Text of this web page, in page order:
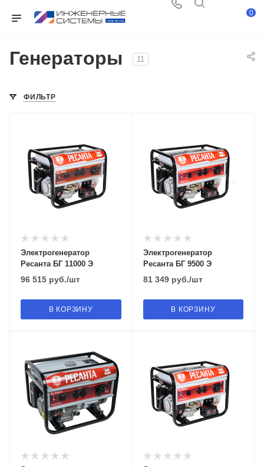
0
Генераторы 11
ФИЛЬТР
Электрогенератор
Ресанта БГ 11000 Э
96 515 руб./шт
В КОРЗИНУ
Электрогенератор
Ресанта БГ 9500 Э
81 349руб./шт
В КОРЗИНУ